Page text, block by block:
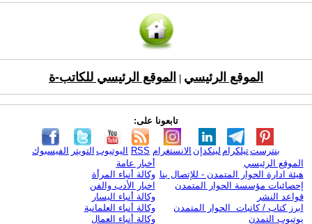
الموقع الرئيسي الموقع الرئيسي للكاتب-ة
تابعونا على:
الفيسبوك التويتر اليوتيوب RSS الانستغرام لينكدإن تيلكرامبنترست
الموقع الرئيسي
هيئة ادارة الحوار المتمدن - للإتصال بنا
إحصائيات مؤسسة الحوار المتمدن
قواعد النشر
ابرز كتاب / كاتبات الحوار المتمدن
يوتيوب التمدن
أخبار عامة
وكالة أنباء المرأة
اخبار الأدب والفن
وكالة أنباء اليسار
وكالة أنباء العلمانية
وكالة أنباء العمال